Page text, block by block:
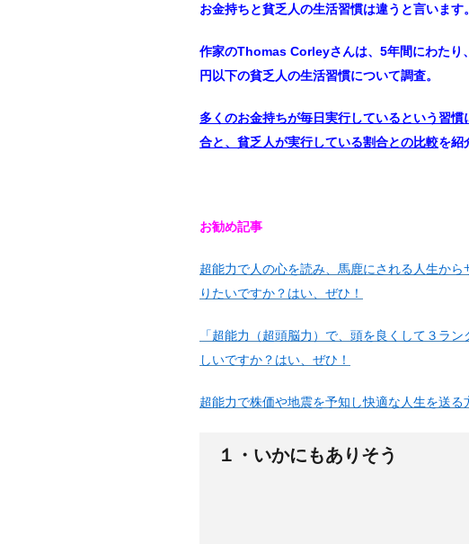
お金持ちと貧乏人の生活習慣は違うと言います。
作家のThomas Corleyさんは、5年間にわたり
円以下の貧乏人の生活習慣について調査。
多くのお金持ちが毎日実行しているという習
合と、貧乏人が実行している割合との比較を紹
お勧め記事
超能力で人の心を読み、馬鹿にされる人生か
りたいですか？はい、ぜひ！
「超能力（超頭脳力）で、頭を良くして３ラ
しいですか？はい、ぜひ！
超能力で株価や地震を予知し快適な人生を送る
１・いかにもありそう